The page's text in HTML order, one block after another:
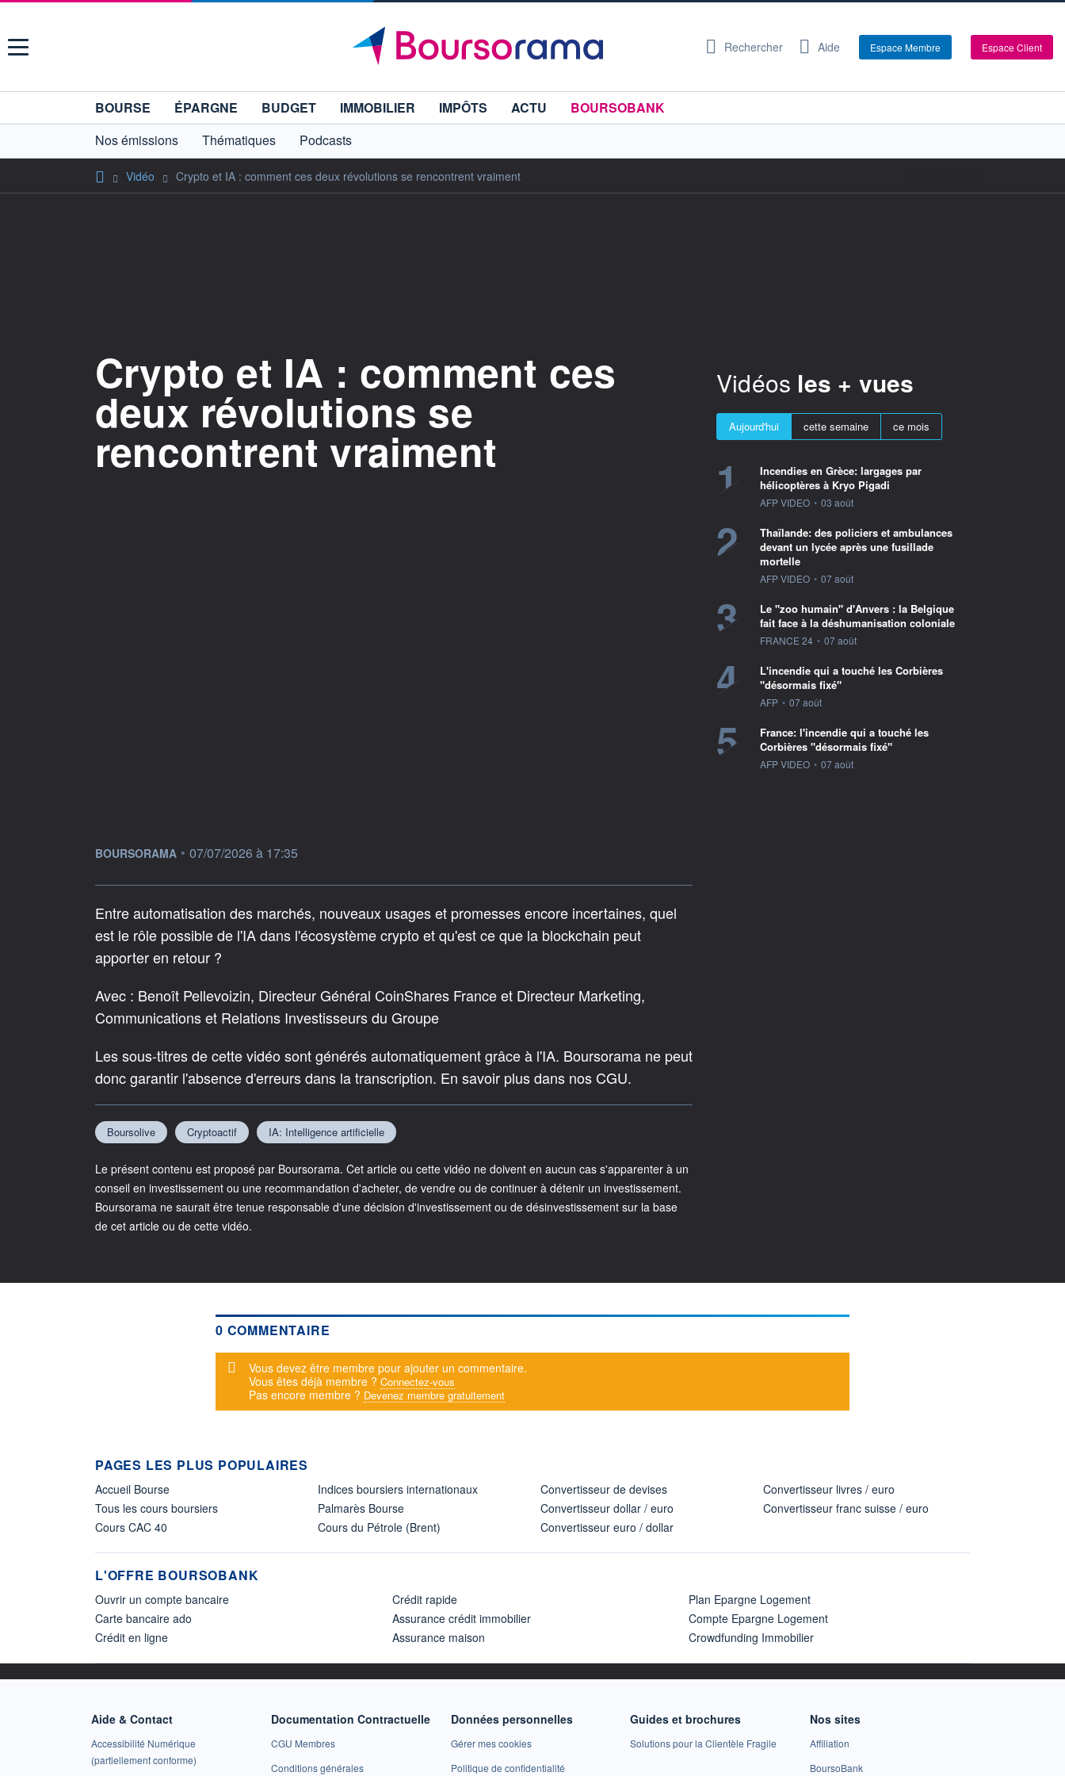
Menu Rechercher Aide Espace Membre Espace Client
BOURSE ÉPARGNE BUDGET IMMOBILIER IMPÔTS ACTU
BOURSOBANK
Nos émissions
Thématiques Podcasts
Vidéo Crypto et IA : comment ces deux révolutions se rencontrent vraiment
Crypto et IA : comment ces
deux révolutions se
rencontrent vraiment
information fournie par
BOURSORAMA • 07/07/2026 à 17:35
Entre automatisation des marchés, nouveaux usages et promesses encore incertaines, quel
est le rôle possible de l'IA dans l'écosystème crypto et qu'est ce que la blockchain peut
apporter en retour ?
Avec : Benoît Pellevoizin, Directeur Général CoinShares France et Directeur Marketing,
Communications et Relations Investisseurs du Groupe
Les sous-titres de cette vidéo sont générés automatiquement grâce à l'IA. Boursorama ne peut
donc garantir l'absence d'erreurs dans la transcription. En savoir plus dans nos CGU.
Boursolive Cryptoactif IA: Intelligence artificielle
Le présent contenu est proposé par Boursorama. Cet article ou cette vidéo ne doivent en aucun cas s'apparenter à un
conseil en investissement ou une recommandation d'acheter, de vendre ou de continuer à détenir un investissement.
Boursorama ne saurait être tenue responsable d'une décision d'investissement ou de désinvestissement sur la base
de cet article ou de cette vidéo.
Vidéos les + vues
Aujourd'hui cette semaine ce mois
1
Incendies en Grèce: largages par
hélicoptères à Kryo Pigadi
information fournie par
AFP VIDEO • 03 août
2
Thaïlande: des policiers et ambulances
devant un lycée après une fusillade
mortelle
information fournie par
AFP VIDEO • 07 août
3
Le "zoo humain" d'Anvers : la Belgique
fait face à la déshumanisation coloniale
information fournie par
FRANCE 24 • 07 août
4
L'incendie qui a touché les Corbières
"désormais fixé"
information fournie par
AFP • 07 août
5
France: l'incendie qui a touché les
Corbières "désormais fixé"
information fournie par
AFP VIDEO • 07 août
0 COMMENTAIRE
Message d'alerte
Vous devez être membre pour ajouter un commentaire.
Vous êtes déjà membre ? Connectez-vous
Pas encore membre ? Devenez membre gratuitement
PAGES LES PLUS POPULAIRES
Accueil Bourse
Tous les cours boursiers
Cours CAC 40
Indices boursiers internationaux
Palmarès Bourse
Cours du Pétrole (Brent)
Convertisseur de devises
Convertisseur dollar / euro
Convertisseur euro / dollar
Convertisseur livres / euro
Convertisseur franc suisse / euro
L'OFFRE BOURSOBANK
Ouvrir un compte bancaire
Carte bancaire ado
Crédit en ligne
Crédit rapide
Assurance crédit immobilier
Assurance maison
Plan Epargne Logement
Compte Epargne Logement
Crowdfunding Immobilier
Aide & Contact
Accessibilité Numérique
(partiellement conforme)
Documentation Contractuelle
CGU Membres
Conditions générales
Données personnelles
Gérer mes cookies
Politique de confidentialité
Guides et brochures
Solutions pour la Clientèle Fragile
Nos sites
Affiliation
BoursoBank